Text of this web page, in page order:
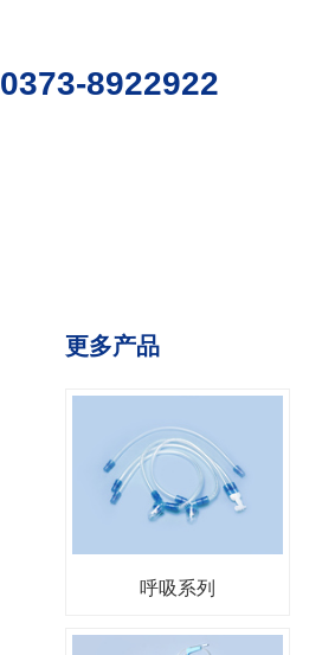
8922922
更多产品
呼吸系列